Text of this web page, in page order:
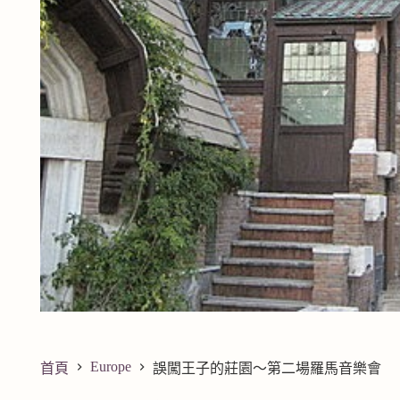
首頁 Europe 誤闖王子的莊園～第二場羅馬音樂會